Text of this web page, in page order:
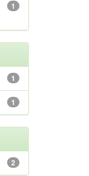
1
1
1
2